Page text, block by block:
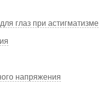
глаз при астигматизме
напряжения